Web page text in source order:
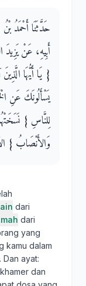
حَدَّثَنَا أَحْمَدُ
أَبِيهِ، عَنْ
‏{‏ يَا أَيُّهَا
يَسْأَلُونَكَ عَنِ
لِلنَّاسِ ‏}‏
وَالأَنْصَابُ ‏}‏
dari
dari
yang
kamu dalam
ayat:
dan